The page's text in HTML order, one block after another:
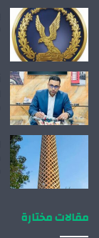
مقالات مختارة